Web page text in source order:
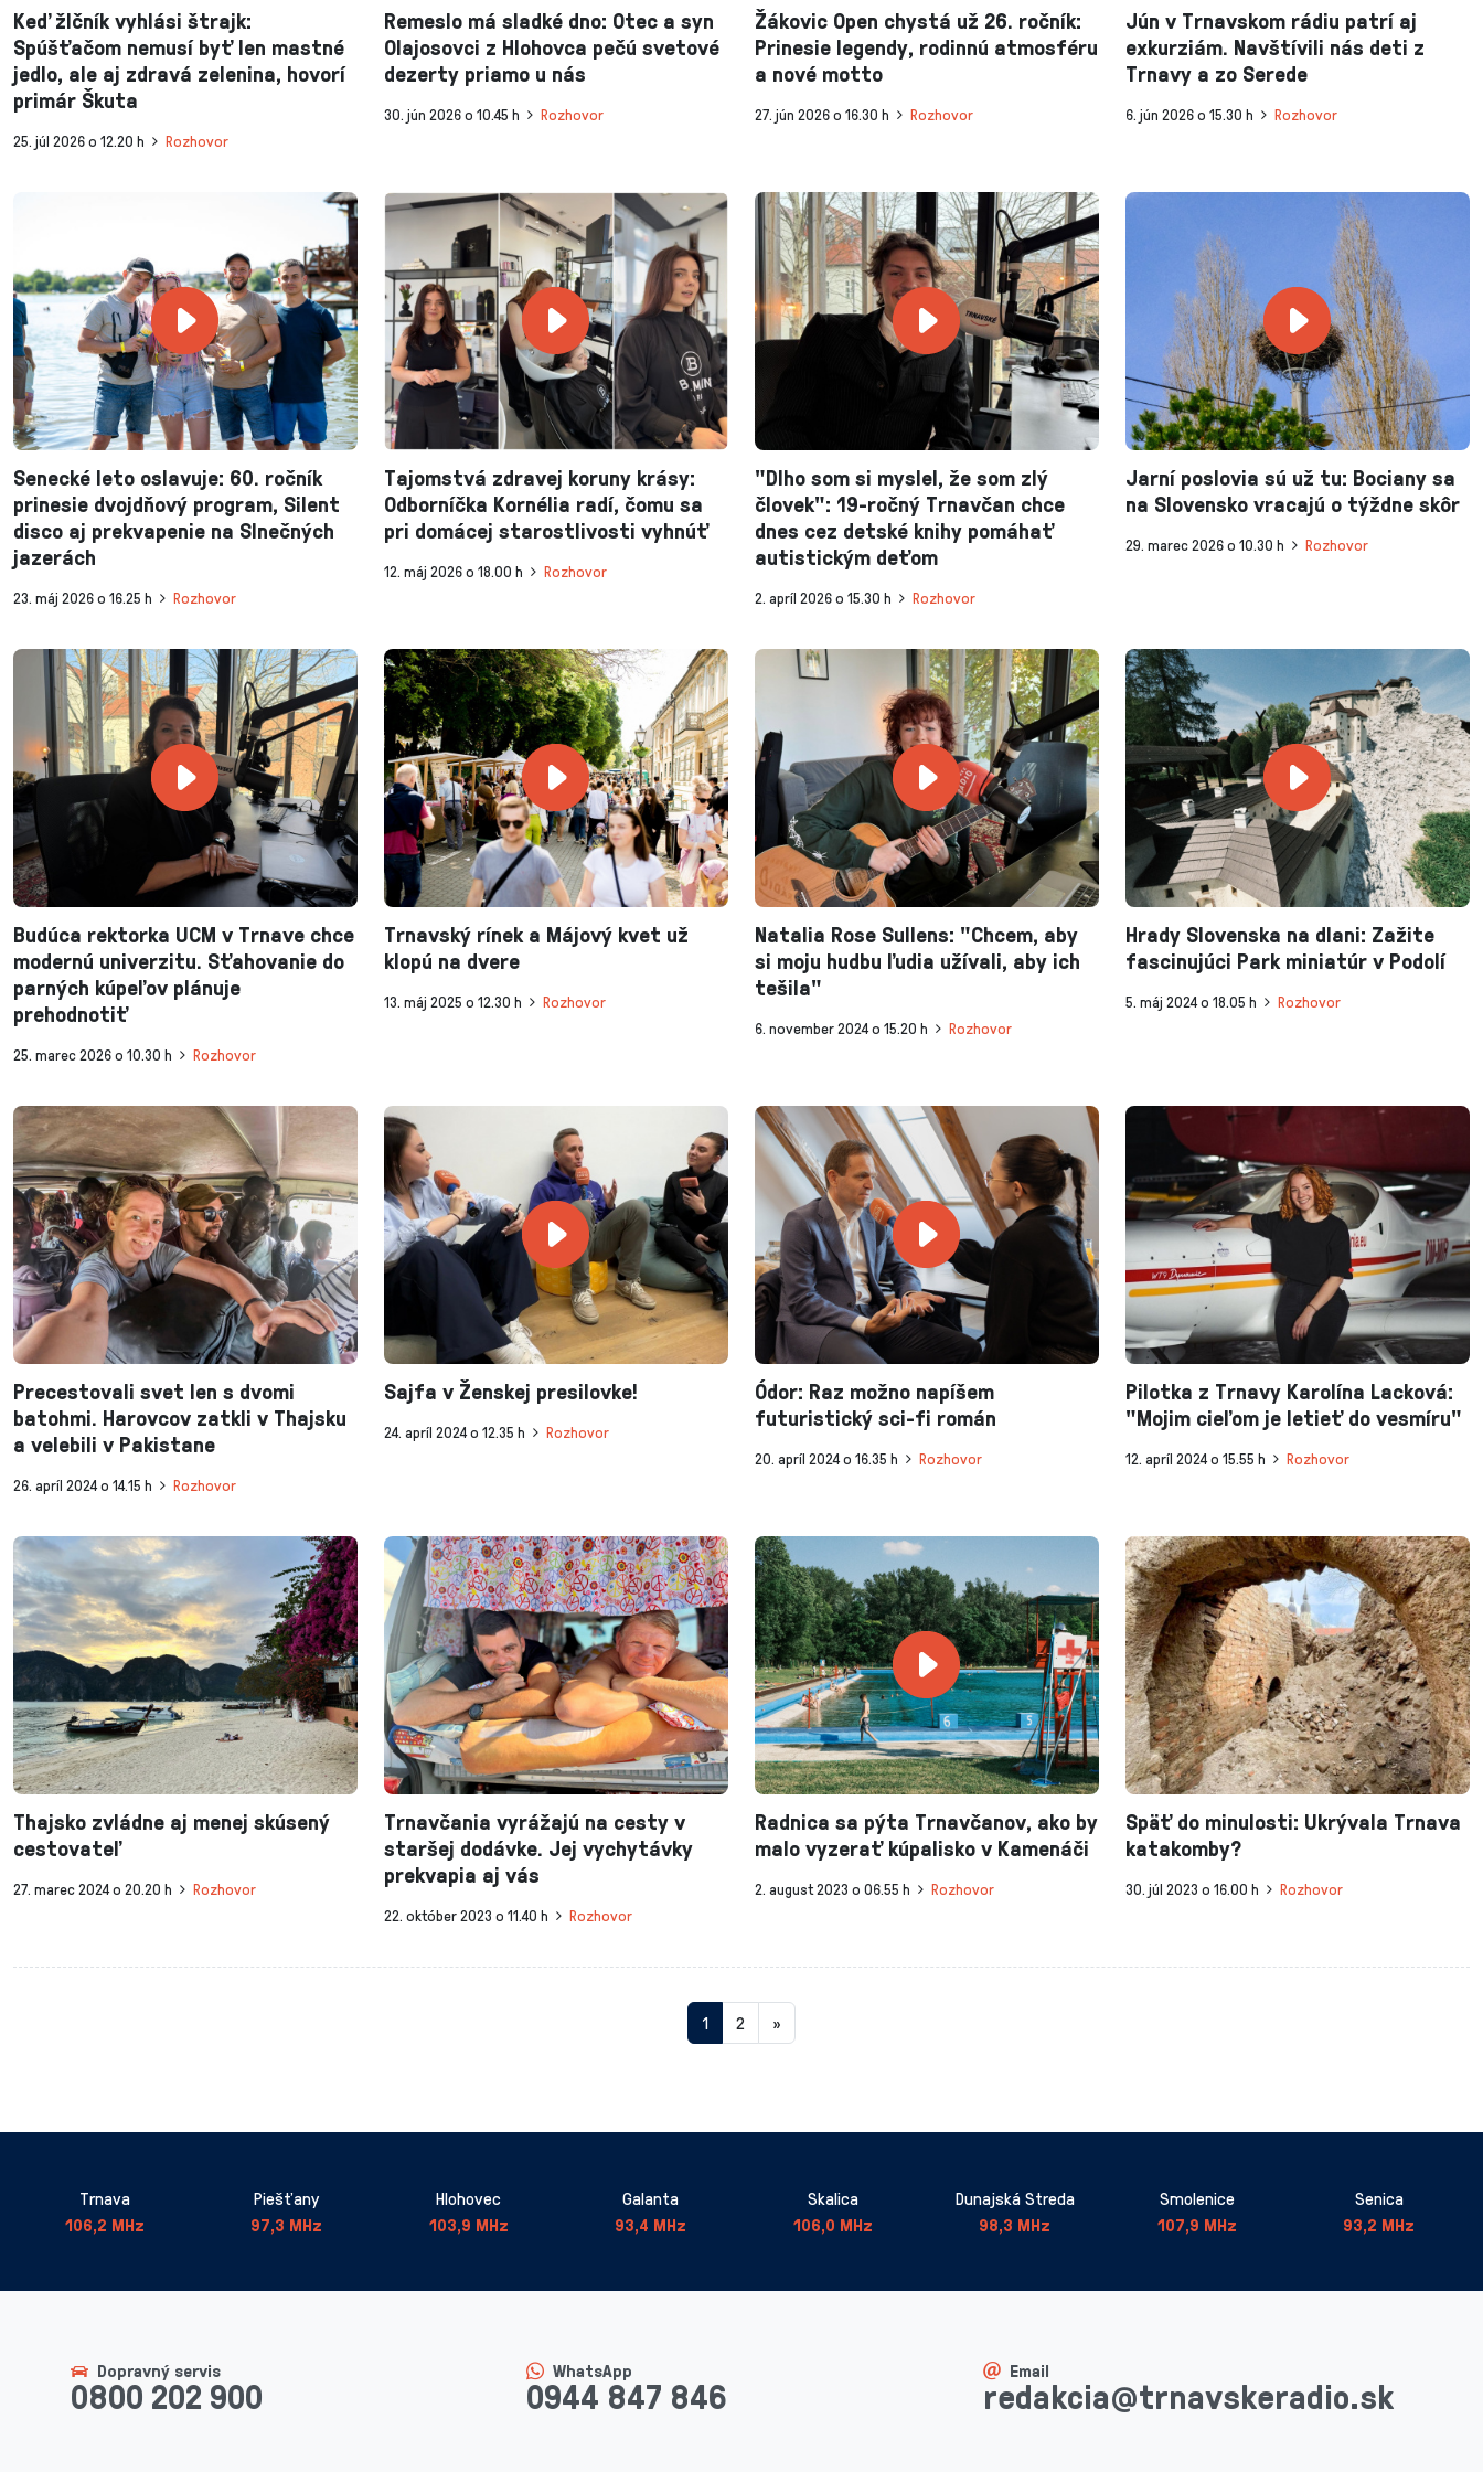
Keď žlčník vyhlási štrajk:
Spúšťačom nemusí byť len mastné
jedlo, ale aj zdravá zelenina, hovorí
primár Škuta
25. júl 2026 o 12.20 h Rozhovor
Remeslo má sladké dno: Otec a syn
Olajosovci z Hlohovca pečú svetové
dezerty priamo u nás
30. jún 2026 o 10.45 h Rozhovor
Žákovic Open chystá už 26. ročník:
Prinesie legendy, rodinnú atmosféru
a nové motto
27. jún 2026 o 16.30 h Rozhovor
Jún v Trnavskom rádiu patrí aj
exkurziám. Navštívili nás deti z
Trnavy a zo Serede
6. jún 2026 o 15.30 h Rozhovor
Senecké leto oslavuje: 60. ročník
prinesie dvojdňový program, Silent
disco aj prekvapenie na Slnečných
jazerách
23. máj 2026 o 16.25 h Rozhovor
Tajomstvá zdravej koruny krásy:
Odborníčka Kornélia radí, čomu sa
pri domácej starostlivosti vyhnúť
12. máj 2026 o 18.00 h Rozhovor
"Dlho som si myslel, že som zlý
človek": 19-ročný Trnavčan chce
dnes cez detské knihy pomáhať
autistickým deťom
2. apríl 2026 o 15.30 h Rozhovor
Jarní poslovia sú už tu: Bociany sa
na Slovensko vracajú o týždne skôr
29. marec 2026 o 10.30 h Rozhovor
Budúca rektorka UCM v Trnave chce
modernú univerzitu. Sťahovanie do
parných kúpeľov plánuje
prehodnotiť
25. marec 2026 o 10.30 h Rozhovor
Trnavský rínek a Májový kvet už
klopú na dvere
13. máj 2025 o 12.30 h Rozhovor
Natalia Rose Sullens: "Chcem, aby
si moju hudbu ľudia užívali, aby ich
tešila"
6. november 2024 o 15.20 h Rozhovor
Hrady Slovenska na dlani: Zažite
fascinujúci Park miniatúr v Podolí
5. máj 2024 o 18.05 h Rozhovor
Precestovali svet len s dvomi
batohmi. Harovcov zatkli v Thajsku
a velebili v Pakistane
26. apríl 2024 o 14.15 h Rozhovor
Sajfa v Ženskej presilovke!
24. apríl 2024 o 12.35 h Rozhovor
Ódor: Raz možno napíšem
futuristický sci-fi román
20. apríl 2024 o 16.35 h Rozhovor
Pilotka z Trnavy Karolína Lacková:
"Mojim cieľom je letieť do vesmíru"
12. apríl 2024 o 15.55 h Rozhovor
Thajsko zvládne aj menej skúsený
cestovateľ
27. marec 2024 o 20.20 h Rozhovor
Trnavčania vyrážajú na cesty v
staršej dodávke. Jej vychytávky
prekvapia aj vás
22. október 2023 o 11.40 h Rozhovor
Radnica sa pýta Trnavčanov, ako by
malo vyzerať kúpalisko v Kamenáči
2. august 2023 o 06.55 h Rozhovor
Späť do minulosti: Ukrývala Trnava
katakomby?
30. júl 2023 o 16.00 h Rozhovor
1Aktuálna
stránka
2 »
Trnava
106,2 MHz
Piešťany
97,3 MHz
Hlohovec
103,9 MHz
Galanta
93,4 MHz
Skalica
106,0 MHz
Dunajská Streda
98,3 MHz
Smolenice
107,9 MHz
Senica
93,2 MHz
Dopravný servis
0800 202 900
WhatsApp
0944 847 846
Email
redakcia@trnavskeradio.sk